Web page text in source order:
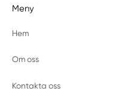
Meny
Hem
Om oss
Kontakta oss